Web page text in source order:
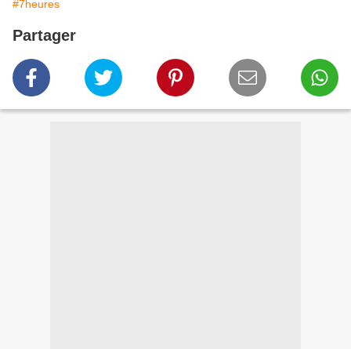
#7heures
Partager